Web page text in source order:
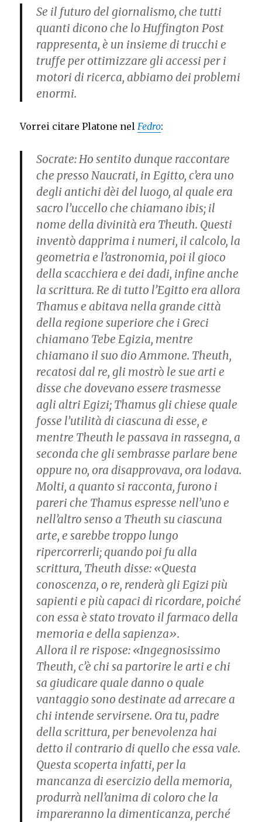
Se il futuro del giornalismo, che tutti
quanti dicono che lo Huffington Post
rappresenta, è un insieme di trucchi e
truffe per ottimizzare gli accessi per i
motori di ricerca, abbiamo dei problemi
enormi.
Vorrei citare Platone nel Fedro:
Socrate: Ho sentito dunque raccontare
che presso Naucrati, in Egitto, c’era uno
degli antichi dèi del luogo, al quale era
sacro l’uccello che chiamano ibis; il
nome della divinità era Theuth. Questi
inventò dapprima i numeri, il calcolo, la
geometria e l’astronomia, poi il gioco
della scacchiera e dei dadi, infine anche
la scrittura. Re di tutto l’Egitto era allora
Thamus e abitava nella grande città
della regione superiore che i Greci
chiamano Tebe Egizia, mentre
chiamano il suo dio Ammone. Theuth,
recatosi dal re, gli mostrò le sue arti e
disse che dovevano essere trasmesse
agli altri Egizi; Thamus gli chiese quale
fosse l’utilità di ciascuna di esse, e
mentre Theuth le passava in rassegna, a
seconda che gli sembrasse parlare bene
oppure no, ora disapprovava, ora lodava.
Molti, a quanto si racconta, furono i
pareri che Thamus espresse nell’uno e
nell’altro senso a Theuth su ciascuna
arte, e sarebbe troppo lungo
ripercorrerli; quando poi fu alla
scrittura, Theuth disse: «Questa
conoscenza, o re, renderà gli Egizi più
sapienti e più capaci di ricordare, poiché
con essa è stato trovato il farmaco della
memoria e della sapienza».
Allora il re rispose: «Ingegnosissimo
Theuth, c’è chi sa partorire le arti e chi
sa giudicare quale danno o quale
vantaggio sono destinate ad arrecare a
chi intende servirsene. Ora tu, padre
della scrittura, per benevolenza hai
detto il contrario di quello che essa vale.
Questa scoperta infatti, per la
mancanza di esercizio della memoria,
produrrà nell’anima di coloro che la
impareranno la dimenticanza, perché